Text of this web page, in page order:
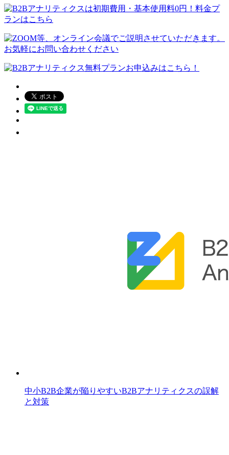
中小B2B企業が陥りやすいB2Bアナリティクスの誤解
と対策